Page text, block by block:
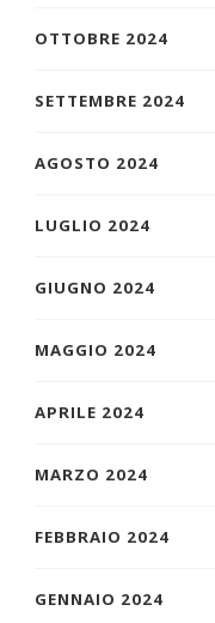
OTTOBRE 2024
SETTEMBRE 2024
AGOSTO 2024
LUGLIO 2024
GIUGNO 2024
MAGGIO 2024
APRILE 2024
MARZO 2024
FEBBRAIO 2024
GENNAIO 2024